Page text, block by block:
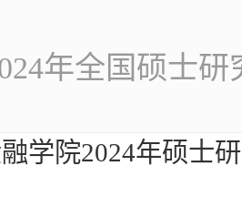
年全国硕士
学院2024年硕士